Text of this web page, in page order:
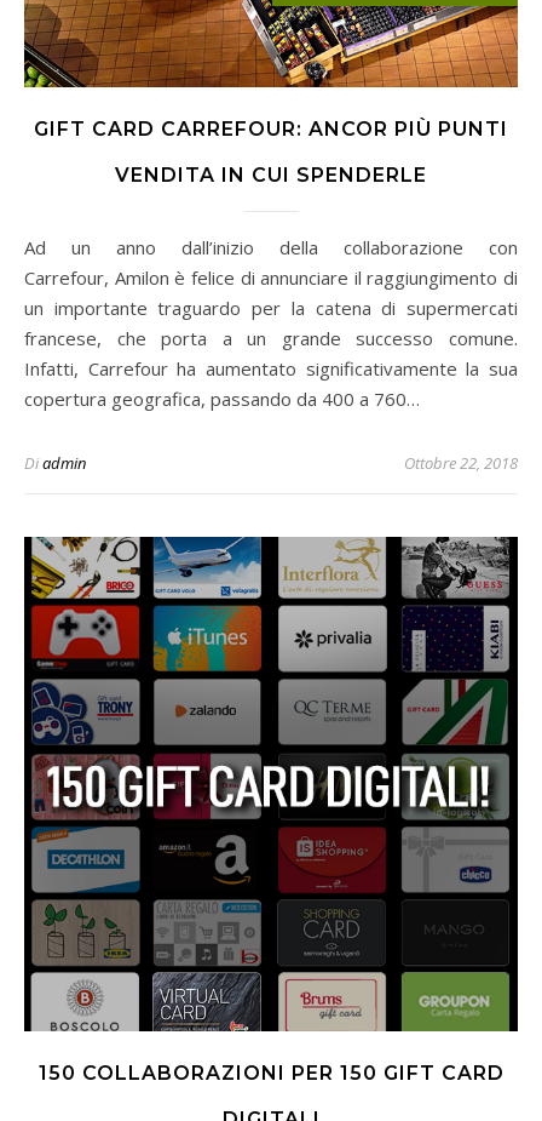
GIFT CARD CARREFOUR: ANCOR PIÙ PUNTI
VENDITA IN CUI SPENDERLE
Ad un anno dall’inizio della collaborazione con
Carrefour, Amilon è felice di annunciare il raggiungimento di
un importante traguardo per la catena di supermercati
francese, che porta a un grande successo comune.
Infatti, Carrefour ha aumentato significativamente la sua
copertura geografica, passando da 400 a 760…
Diadmin Ottobre 22, 2018
150 COLLABORAZIONI PER 150 GIFT CARD